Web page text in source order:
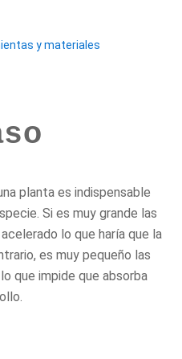
y materiales
planta es indispensable
Si es muy grande las
lo que haría que la
es muy pequeño las
que impide que absorba